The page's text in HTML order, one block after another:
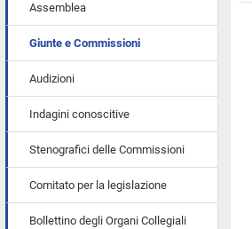
Assemblea
Giunte e Commissioni
Audizioni
Indagini conoscitive
Stenografici delle Commissioni
Comitato per la legislazione
Bollettino degli Organi Collegiali